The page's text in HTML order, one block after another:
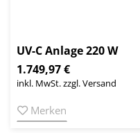
UV-C Anlage 220 W
1.749,97 €
inkl. MwSt. zzgl. Versand
Merken